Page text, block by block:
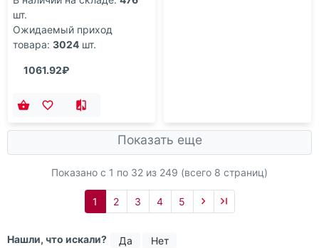
шт.
Ожидаемый приход
товара: 3024 шт.
1061.92₽
Показать еще
Показано с 1 по 32 из 249 (всего 8 страниц)
1 2 3 4 5
Нашли, что искали? Да Нет